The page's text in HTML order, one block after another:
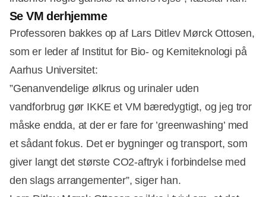
Se VM derhjemme
Professoren bakkes op af Lars Ditlev Mørck Ottosen,
som er leder af Institut for Bio- og Kemiteknologi på
Aarhus Universitet:
”Genanvendelige ølkrus og urinaler uden
vandforbrug gør IKKE et VM bæredygtigt, og jeg tror
måske endda, at der er fare for ’greenwashing’ med
et sådant fokus. Det er bygninger og transport, som
giver langt det største CO2-aftryk i forbindelse med
den slags arrangementer”, siger han.